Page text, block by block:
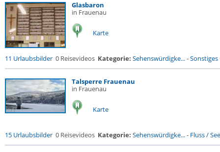
Glasbaron
in Frauenau
Karte
11 Urlaubsbilder 0 Reisevideos Kategorie: Sehenswürdigke...-
Talsperre Frauenau
in Frauenau
Karte
15 Urlaubsbilder 0 Reisevideos Kategorie: Sehenswürdigke...- Fluss /